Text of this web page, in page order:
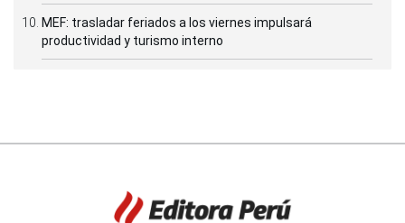
MEF: trasladar feriados a los viernes impulsará
productividad y turismo interno